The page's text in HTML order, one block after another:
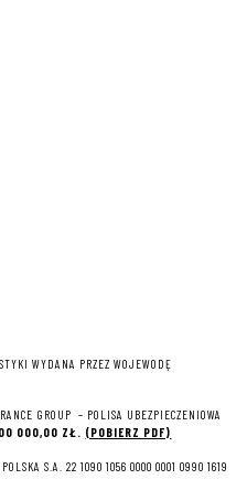
WYDANA PRZEZ WOJEWODĘ
GROUP – POLISA UBEZPIECZENIOWA
00 000,00 ZŁ. (POBIERZ PDF)
S.A. 22 1090 1056 0000 0001 0990 1619